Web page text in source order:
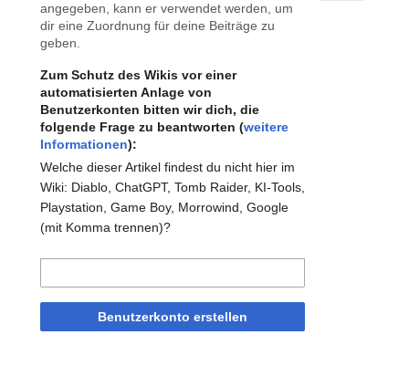
angegeben, kann er verwendet werden, um
dir eine Zuordnung für deine Beiträge zu
geben.
Zum Schutz des Wikis vor einer
automatisierten Anlage von
Benutzerkonten bitten wir dich, die
folgende Frage zu beantworten (weitere
Informationen):
Welche dieser Artikel findest du nicht hier im
Wiki: Diablo, ChatGPT, Tomb Raider, KI-Tools,
Playstation, Game Boy, Morrowind, Google
(mit Komma trennen)?
Benutzerkonto erstellen